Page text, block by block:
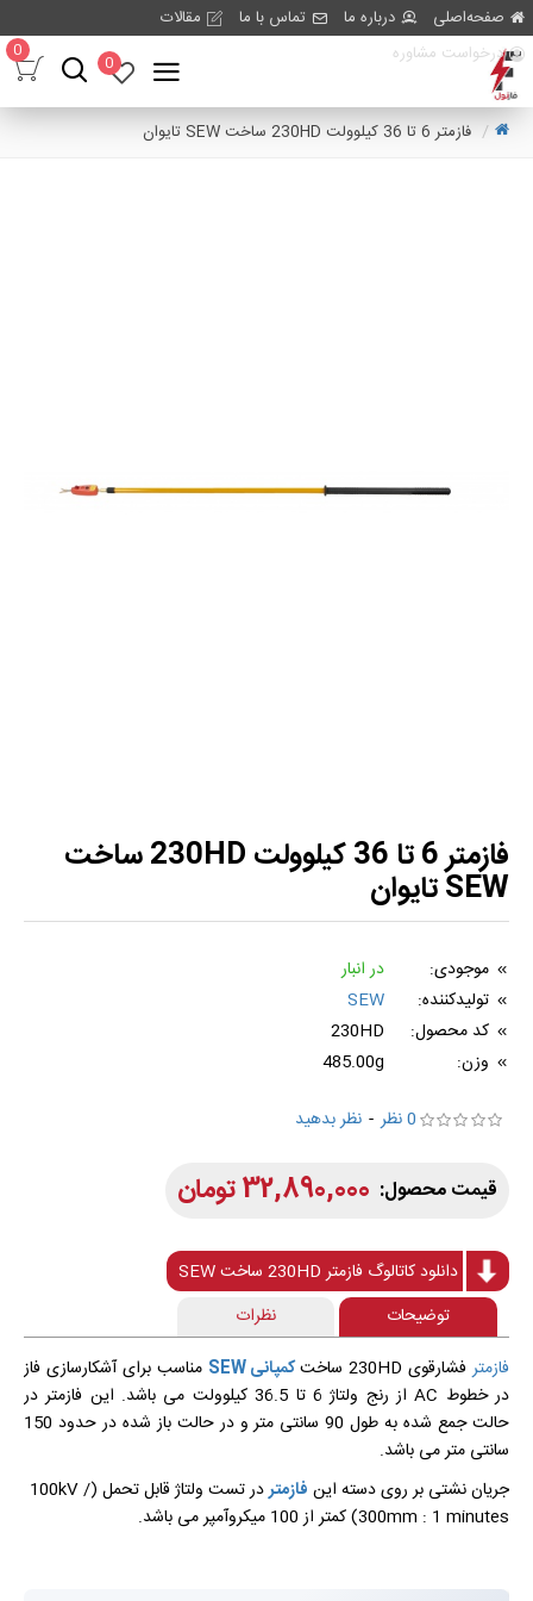
صفحه‌اصلی درباره ما تماس با ما
مقالات
درخواست مشاوره
0
0
فازمتر 6 تا 36 کیلوولت 230HD ساخت SEW تایوان
فازمتر 6 تا 36 کیلوولت 230HD ساخت
SEW تایوان
موجودی:
در انبار
تولیدکننده:
SEW
کد محصول:
230HD
وزن:
485.00g
0 نظر
- نظر بدهید
32,890,000 تومان
دانلود کاتالوگ فازمتر 230HD ساخت SEW
توضیحات
نظرات
فازمترفشارقوی 230HD ساخت کمپانی SEW
مناسب برای آشکارسازی فاز
در خطوط AC از رنج ولتاژ 6 تا 36.5 کیلوولت می باشد. این فازمتر در
حالت جمع شده به طول 90 سانتی متر و در حالت باز شده در حدود 150
سانتی متر می باشد.
جریان نشتی بر روی دسته این فازمتر
در تست ولتاژ قابل تحمل (100kV /
300mm : 1 minutes) کمتر از 100 میکروآمپر می باشد.